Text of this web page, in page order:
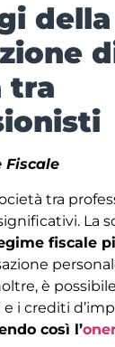
della
tra
Fiscale
tra
La
fiscale
è
i crediti
così l’